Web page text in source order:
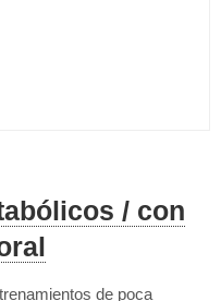
/ con
de poca